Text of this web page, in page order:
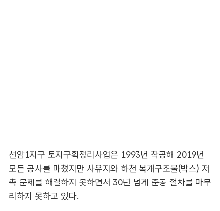
선암1지구 토지구획정리사업은 1993년 착공해 2019년
모든 공사를 마쳤지만 사유지와 하천 복개구조물(박스) 저
촉 문제를 해결하지 못하면서 30년 넘게 준공 절차를 마무
리하지 못하고 있다.